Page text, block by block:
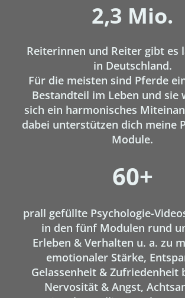
2,3 Mio.
Reiterinnen und Reiter gibt es
in Deutschland.
Für die meisten sind Pferde
Bestandteil im Leben und sie
sich ein harmonisches
dabei unterstützen dich meine
Module.
60+
prall gefüllte Psychologie-
in den fünf Modulen rund
Erleben & Verhalten u. a. zu
emotionaler Stärke,
Gelassenheit & Zufriedenheit
Nervosität & Angst,